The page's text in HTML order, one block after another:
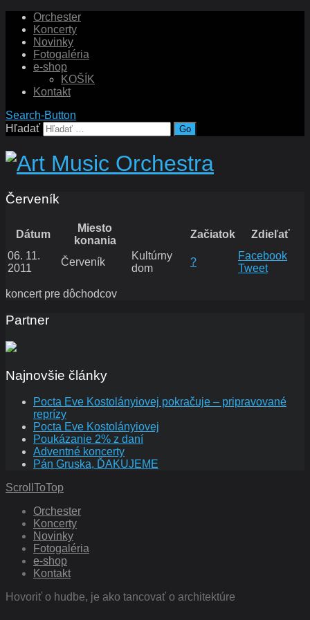
Orchester
Koncerty
Novinky
Fotogaléria
e-shop
KOŠÍK
Kontakt
Search-Button
Hľadať
Červeník
Dátum
Miesto
konania
Začiatok
Zdieľať
06. 11.
2011
Červeník
Kultúrny
dom
?
Facebook
Tweet
koncert pre dôchodcov
Partner
Najnovšie články
Pocta Eve Kostolányiovej pokračuje – pripravované
reprízy
Pocta Eve Kostolányiovej
Poukázanie 2% z daní
Adventné koncerty
Pán Gruska, ĎAKUJEME
ScrollToTop
Orchester
Koncerty
Novinky
Fotogaléria
e-shop
Kontakt
Hovoriť o hudbe, je ako tancovať o architektúre